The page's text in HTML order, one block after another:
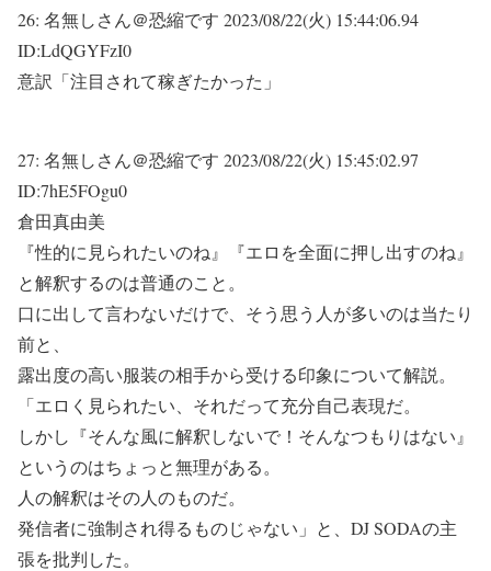
26: 名無しさん＠恐縮です 2023/08/22(火) 15:44:06.94
ID:LdQGYFzI0
意訳「注目されて稼ぎたかった」
27: 名無しさん＠恐縮です 2023/08/22(火) 15:45:02.97
ID:7hE5FOgu0
倉田真由美
『性的に見られたいのね』『エロを全面に押し出すのね』
と解釈するのは普通のこと。
口に出して言わないだけで、そう思う人が多いのは当たり
前と、
露出度の高い服装の相手から受ける印象について解説。
「エロく見られたい、それだって充分自己表現だ。
しかし『そんな風に解釈しないで！そんなつもりはない』
というのはちょっと無理がある。
人の解釈はその人のものだ。
発信者に強制され得るものじゃない」と、DJ SODAの主
張を批判した。